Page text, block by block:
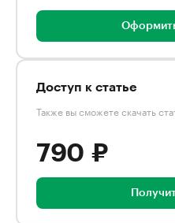
Доступ к статье
Также вы сможете скачать
790 ₽